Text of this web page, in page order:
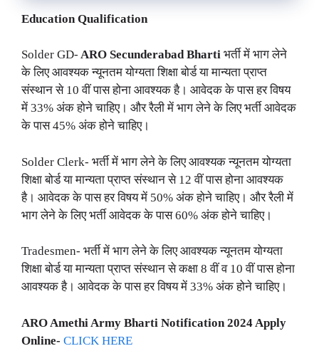
Education Qualification
Solder GD- ARO Secunderabad Bharti भर्ती में भाग लेने
के लिए आवश्यक न्यूनतम योग्यता शिक्षा बोर्ड या मान्यता प्राप्त
संस्थान से 10 वीं पास होना आवश्यक है। आवेदक के पास हर विषय
में 33% अंक होने चाहिए। और रैली में भाग लेने के लिए भर्ती आवेदक
के पास 45% अंक होने चाहिए।
Solder Clerk- भर्ती में भाग लेने के लिए आवश्यक न्यूनतम योग्यता
शिक्षा बोर्ड या मान्यता प्राप्त संस्थान से 12 वीं पास होना आवश्यक
है। आवेदक के पास हर विषय में 50% अंक होने चाहिए। और रैली में
भाग लेने के लिए भर्ती आवेदक के पास 60% अंक होने चाहिए।
Tradesmen- भर्ती में भाग लेने के लिए आवश्यक न्यूनतम योग्यता
शिक्षा बोर्ड या मान्यता प्राप्त संस्थान से कक्षा 8 वीं व 10 वीं पास होना
आवश्यक है। आवेदक के पास हर विषय में 33% अंक होने चाहिए।
ARO Amethi Army Bharti Notification 2024 Apply
Online- CLICK HERE